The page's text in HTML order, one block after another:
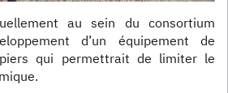
au sein du consortium
d’un équipement de
qui permettrait de limiter le